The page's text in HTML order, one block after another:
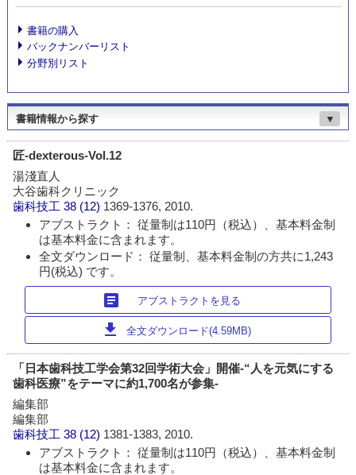
書籍の購入
バックナンバーリスト
分野別リスト
書籍情報から探す ▼
匠-dexterous-Vol.12
湯淺直人
大谷歯科クリニック
歯科技工 38 (12) 1369-1376, 2010.
アブストラクト： 従量制は110円（税込）、基本料金制
は基本料金に含まれます。
全文ダウンロード： 従量制、基本料金制の方共に1,243
円(税込) です。
article アブストラクトを見る
download 全文ダウンロード(4.59MB)
「日本歯科技工学会第32回学術大会」開催-“人を元気にする
歯科医療”をテーマに約1,700名が参集-
編集部
編集部
歯科技工 38 (12) 1381-1383, 2010.
アブストラクト： 従量制は110円（税込）、基本料金制
は基本料金に含まれます。